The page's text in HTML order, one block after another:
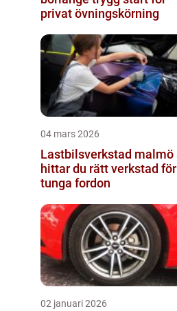
privat övningskörning
04 mars 2026
Lastbilsverkstad malmö så
hittar du rätt verkstad för
tunga fordon
02 januari 2026